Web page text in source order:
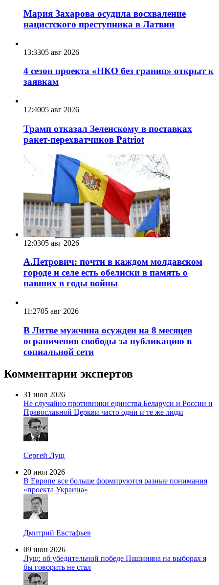
Мария Захарова осудила восхваление
нацистского преступника в Латвии
13:3305 авг 2026
4 сезон проекта «НКО без границ» открыт к
заявкам
12:4005 авг 2026
Трамп отказал Зеленскому в поставках
ракет-перехватчиков Patriot
12:0305 авг 2026
А.Петрович: почти в каждом молдавском
городе и селе есть обелиски в память о
павших в годы войны
11:2705 авг 2026
В Литве мужчина осужден на 8 месяцев
ограничения свободы за публикацию в
социальной сети
Комментарии экспертов
31 июл 2026
Не случайно противники единства Беларуси и России и
Православной Церкви часто одни и те же люди
Сергей Лущ
20 июл 2026
В Европе все больше формируются разные понимания
«проекта Украина»
Дмитрий Евстафьев
09 июн 2026
Лущ: об убедительной победе Пашиняна на выборах я
бы говорить не стал